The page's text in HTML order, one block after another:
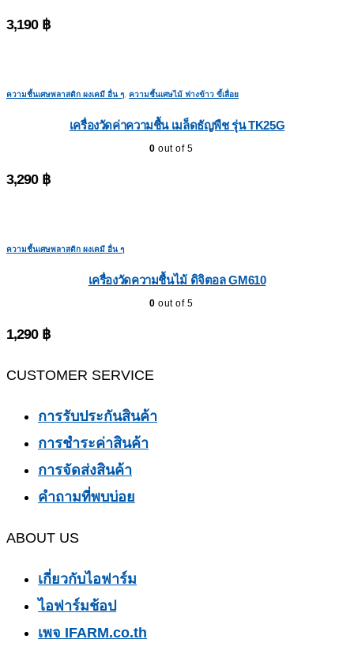
3,190 ฿
ความชื้นเศษพลาสติก ผงเคมี อื่น ๆ ความชื้นเศษไม้ ฟางข้าว ขี้เลื่อย
เครื่องวัดค่าความชื้น เมล็ดธัญพืช รุ่น TK25G
0 out of 5
3,290 ฿
ความชื้นเศษพลาสติก ผงเคมี อื่น ๆ
เครื่องวัดความชื้นไม้ ดิจิตอล GM610
0 out of 5
1,290 ฿
CUSTOMER SERVICE
การรับประกันสินค้า
การชำระค่าสินค้า
การจัดส่งสินค้า
คำถามที่พบบ่อย
ABOUT US
เกี่ยวกับไอฟาร์ม
ไอฟาร์มช้อป
เพจ IFARM.co.th